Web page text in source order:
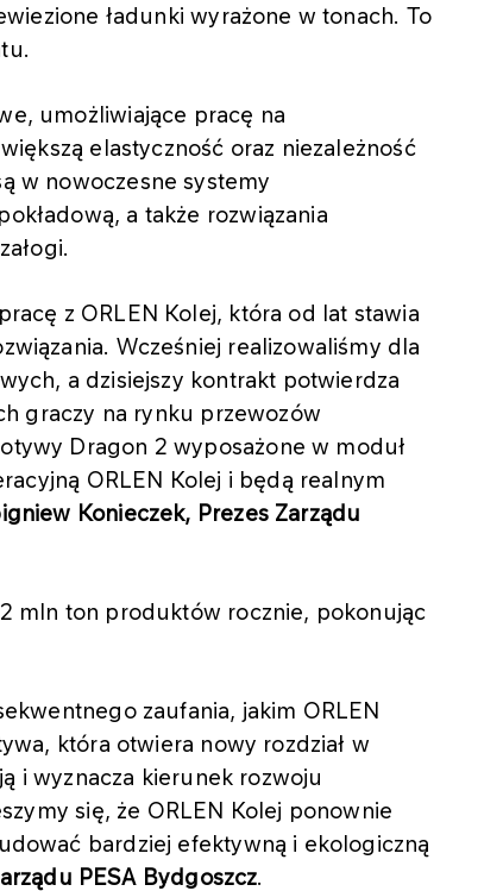
ładunki wyrażone w tonach. To
umożliwiające pracę na
elastyczność oraz niezależność
w nowoczesne systemy
a także rozwiązania
z ORLEN Kolej, która od lat stawia
Wcześniej realizowaliśmy dla
a dzisiejszy kontrakt potwierdza
graczy na rynku przewozów
Dragon 2 wyposażone w moduł
ORLEN Kolej i będą realnym
Konieczek, Prezes Zarządu
mln ton produktów rocznie, pokonując
zaufania, jakim ORLEN
która otwiera nowy rozdział w
i wyznacza kierunek rozwoju
się, że ORLEN Kolej ponownie
bardziej efektywną i ekologiczną
PESA Bydgoszcz.